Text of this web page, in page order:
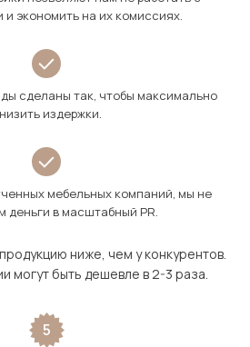
экономить на их комиссиях.
сделаны так, чтобы максимально
издержки.
мебельных компаний, мы не
деньги в масштабный PR.
ниже, чем у конкурентов.
могут быть дешевле в 2-3 раза.
5